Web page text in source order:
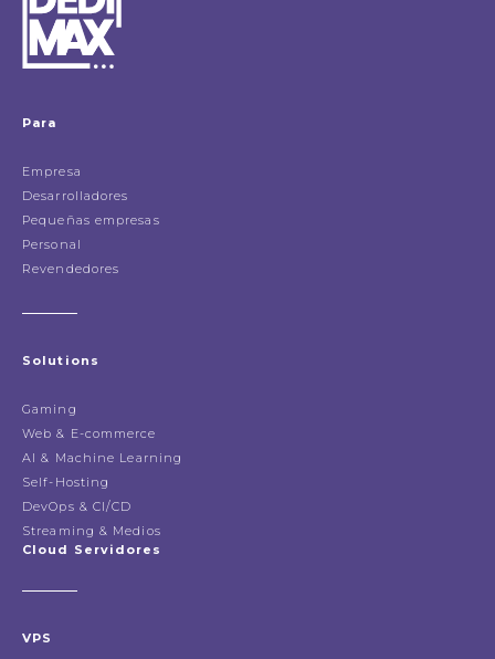
Para
Empresa
Desarrolladores
Pequeñas empresas
Personal
Revendedores
Solutions
Gaming
Web & E-commerce
AI & Machine Learning
Self-Hosting
DevOps & CI/CD
Streaming & Medios
Cloud Servidores
VPS